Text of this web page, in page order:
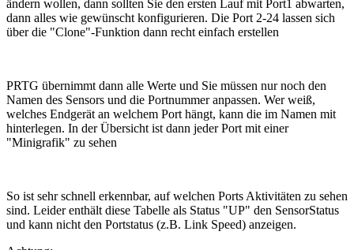
ändern wollen, dann sollten Sie den ersten Lauf mit Port1 abwarten,
dann alles wie gewünscht konfigurieren. Die Port 2-24 lassen sich
über die "Clone"-Funktion dann recht einfach erstellen
PRTG übernimmt dann alle Werte und Sie müssen nur noch den
Namen des Sensors und die Portnummer anpassen. Wer weiß,
welches Endgerät an welchem Port hängt, kann die im Namen mit
hinterlegen. In der Übersicht ist dann jeder Port mit einer
"Minigrafik" zu sehen
So ist sehr schnell erkennbar, auf welchen Ports Aktivitäten zu sehen
sind. Leider enthält diese Tabelle als Status "UP" den SensorStatus
und kann nicht den Portstatus (z.B. Link Speed) anzeigen.